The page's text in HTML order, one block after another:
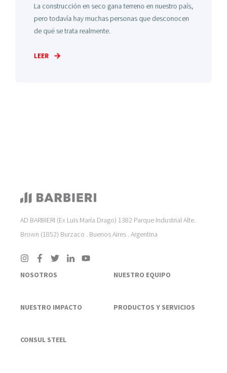
La construcción en seco gana terreno en nuestro país,
pero todavía hay muchas personas que desconocen
de qué se trata realmente.
LEER
AD BARBIERI (Ex Luis María Drago) 1382 Parque Industrial Alte.
Brown (1852) Burzaco . Buenos Aires . Argentina
NOSOTROS NUESTRO EQUIPO
NUESTRO IMPACTO PRODUCTOS Y SERVICIOS
CONSUL STEEL